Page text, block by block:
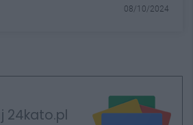
08/10/2024
24kato.pl